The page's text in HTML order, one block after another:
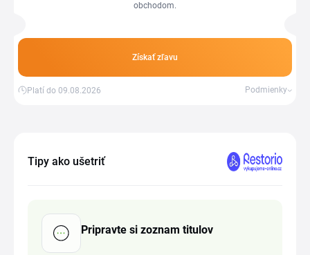
obchodom.
Získať zľavu
Platí do 09.08.2026 Podmienky
Tipy ako ušetriť
Pripravte si zoznam titulov